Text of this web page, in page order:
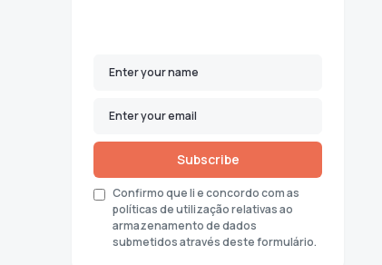
Subscribe
Confirmo que li e concordo com as
políticas de utilização relativas ao
armazenamento de dados
submetidos através deste formulário.